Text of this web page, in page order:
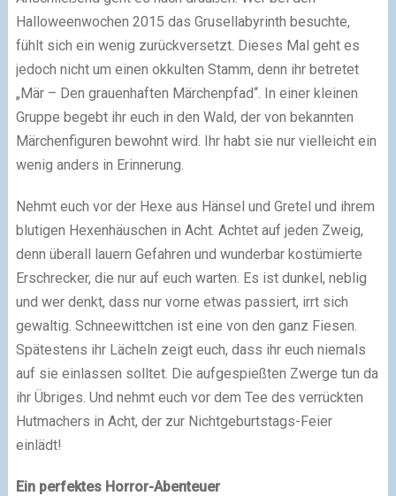
Halloweenwochen 2015 das Grusellabyrinth besuchte,
fühlt sich ein wenig zurückversetzt. Dieses Mal geht es
jedoch nicht um einen okkulten Stamm, denn ihr betretet
„Mär – Den grauenhaften Märchenpfad“. In einer kleinen
Gruppe begebt ihr euch in den Wald, der von bekannten
Märchenfiguren bewohnt wird. Ihr habt sie nur vielleicht ein
wenig anders in Erinnerung.
Nehmt euch vor der Hexe aus Hänsel und Gretel und ihrem
blutigen Hexenhäuschen in Acht. Achtet auf jeden Zweig,
denn überall lauern Gefahren und wunderbar kostümierte
Erschrecker, die nur auf euch warten. Es ist dunkel, neblig
und wer denkt, dass nur vorne etwas passiert, irrt sich
gewaltig. Schneewittchen ist eine von den ganz Fiesen.
Spätestens ihr Lächeln zeigt euch, dass ihr euch niemals
auf sie einlassen solltet. Die aufgespießten Zwerge tun da
ihr Übriges. Und nehmt euch vor dem Tee des verrückten
Hutmachers in Acht, der zur Nichtgeburtstags-Feier
einlädt!
Ein perfektes Horror-Abenteuer